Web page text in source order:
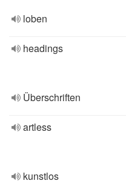
loben
headings
Überschriften
artless
kunstlos